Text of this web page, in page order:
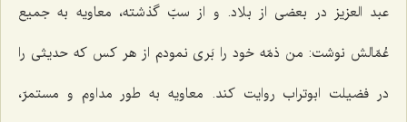
عبد العزیز در بعضى از بلاد. و از سبّ گذشته، معاویه به جمیع
عُمّالش نوشت: من ذمّه خود را بَرى نمودم از هر کس که حدیثى را
در فضیلت ابوتراب روایت کند. معاویه به طور مداوم و مستمرّ،